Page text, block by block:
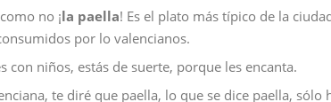
no ¡la paella! Es el plato más típico de la
por lo valencianos.
con niños, estás de suerte, porque les encanta.
te diré que paella, lo que se dice paella, sólo